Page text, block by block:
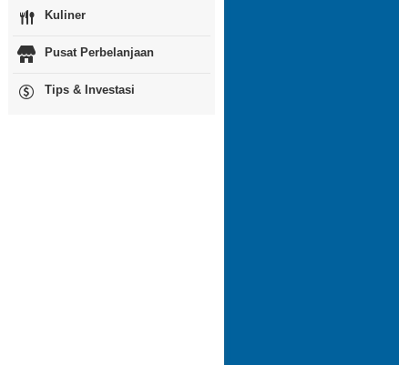
Kuliner
Pusat Perbelanjaan
Tips & Investasi